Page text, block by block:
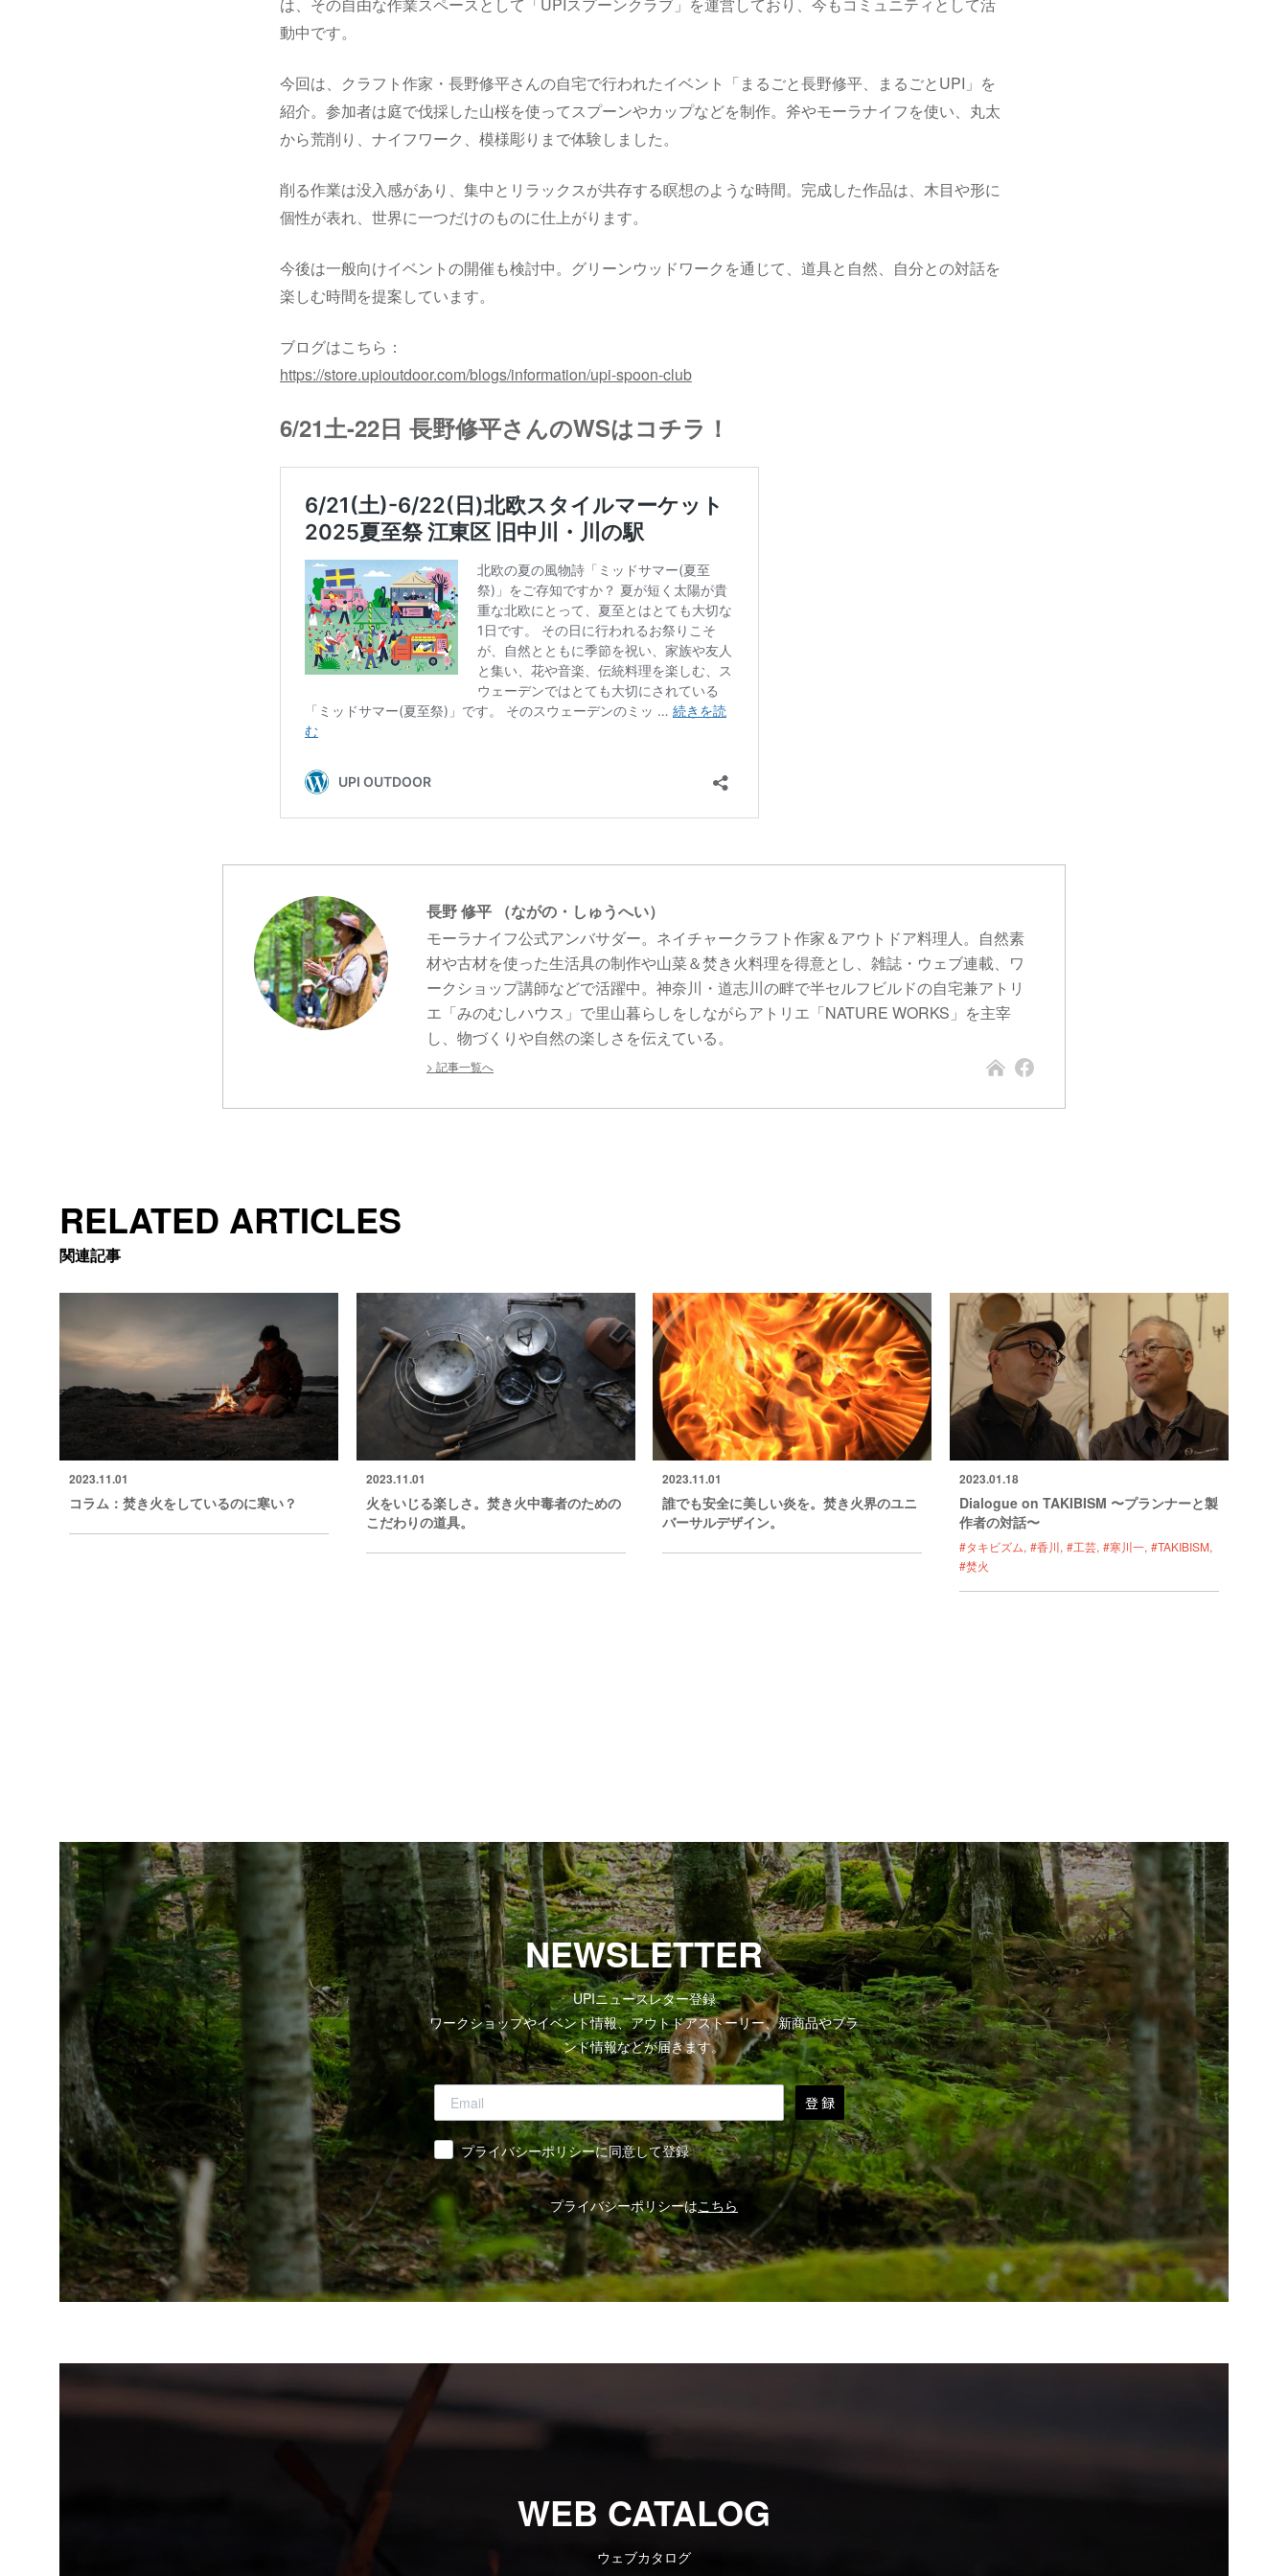
動中です。
今回は、クラフト作家・長野修平さんの自宅で行われたイベント「まるごと長野修平、まるごとUPI」を
紹介。参加者は庭で伐採した山桜を使ってスプーンやカップなどを制作。斧やモーラナイフを使い、丸太
から荒削り、ナイフワーク、模様彫りまで体験しました。
削る作業は没入感があり、集中とリラックスが共存する瞑想のような時間。完成した作品は、木目や形に
個性が表れ、世界に一つだけのものに仕上がります。
今後は一般向けイベントの開催も検討中。グリーンウッドワークを通じて、道具と自然、自分との対話を
楽しむ時間を提案しています。
ブログはこちら：
https://store.upioutdoor.com/blogs/information/upi-spoon-club
6/21土-22日 長野修平さんのWSはコチラ！
長野 修平 （ながの・しゅうへい）
モーラナイフ公式アンバサダー。ネイチャークラフト作家＆アウトドア料理人。自然素
材や古材を使った生活具の制作や山菜＆焚き火料理を得意とし、雑誌・ウェブ連載、ワ
ークショップ講師などで活躍中。神奈川・道志川の畔で半セルフビルドの自宅兼アトリ
エ「みのむしハウス」で里山暮らしをしながらアトリエ「NATURE WORKS」を主宰
し、物づくりや自然の楽しさを伝えている。
記事一覧へ
RELATED ARTICLES
関連記事
2023.11.01
コラム：焚き火をしているのに寒い？
2023.11.01
火をいじる楽しさ。焚き火中毒者のための
こだわりの道具。
2023.11.01
誰でも安全に美しい炎を。焚き火界のユニ
バーサルデザイン。
2023.01.18
Dialogue on TAKIBISM 〜プランナーと製
作者の対話〜
#タキビズム #香川 #工芸 #寒川一 #TAKIBISM
#焚火
NEWSLETTER
UPIニュースレター登録
ワークショップやイベント情報、アウトドアストーリー、新商品やブラ
ンド情報などが届きます。
登 録
同意プライバシーポリシーに同意して登録
プライバシーポリシーはこちら
WEB CATALOG
ウェブカタログ